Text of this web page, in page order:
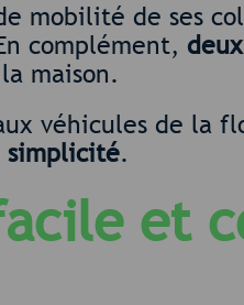
mobilité de ses
complément,
maison.
véhicules de la
simplicité.
et